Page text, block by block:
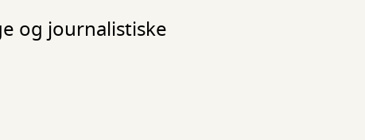
og journalistiske